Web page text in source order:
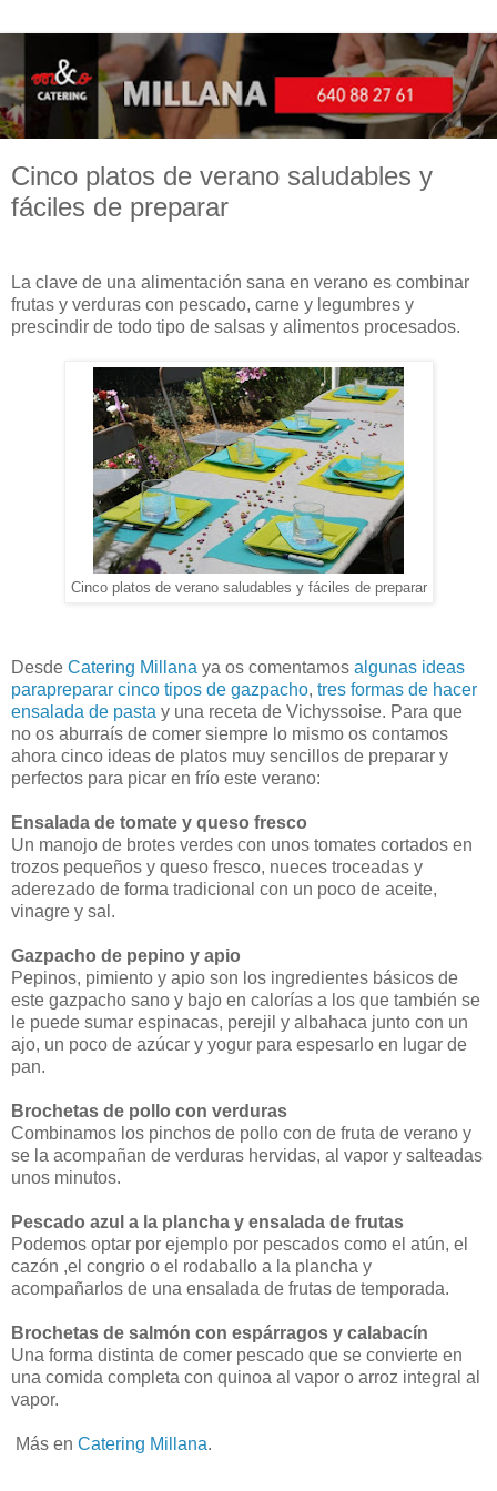
Cinco platos de verano saludables y
fáciles de preparar
La clave de una alimentación sana en verano es combinar
frutas y verduras con pescado, carne y legumbres y
prescindir de todo tipo de salsas y alimentos procesados.
Cinco platos de verano saludables y fáciles de preparar
Desde Catering Millana ya os comentamos algunas ideas
parapreparar cinco tipos de gazpacho, tres formas de hacer
ensalada de pasta y una receta de Vichyssoise. Para que
no os aburraís de comer siempre lo mismo os contamos
ahora cinco ideas de platos muy sencillos de preparar y
perfectos para picar en frío este verano:
Ensalada de tomate y queso fresco
Un manojo de brotes verdes con unos tomates cortados en
trozos pequeños y queso fresco, nueces troceadas y
aderezado de forma tradicional con un poco de aceite,
vinagre y sal.
Gazpacho de pepino y apio
Pepinos, pimiento y apio son los ingredientes básicos de
este gazpacho sano y bajo en calorías a los que también se
le puede sumar espinacas, perejil y albahaca junto con un
ajo, un poco de azúcar y yogur para espesarlo en lugar de
pan.
Brochetas de pollo con verduras
Combinamos los pinchos de pollo con de fruta de verano y
se la acompañan de verduras hervidas, al vapor y salteadas
unos minutos.
Pescado azul a la plancha y ensalada de frutas
Podemos optar por ejemplo por pescados como el atún, el
cazón ,el congrio o el rodaballo a la plancha y
acompañarlos de una ensalada de frutas de temporada.
Brochetas de salmón con espárragos y calabacín
Una forma distinta de comer pescado que se convierte en
una comida completa con quinoa al vapor o arroz integral al
vapor.
Más en Catering Millana.